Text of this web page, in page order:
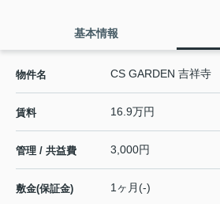
基本情報
物件名 CS GARDEN 吉祥寺
賃料 16.9万円
管理 / 共益費 3,000円
敷金(保証金) 1ヶ月(-)